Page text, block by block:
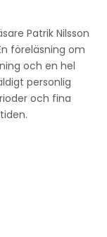
Patrik Nilsson
föreläsning om
och en hel
personlig
och fina